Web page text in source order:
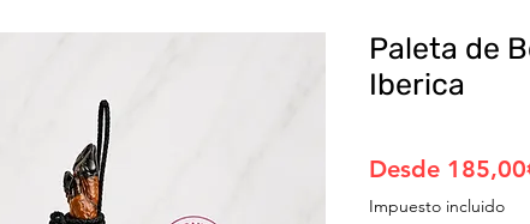
Paleta de
Iberica
Desde
Impuesto incluido